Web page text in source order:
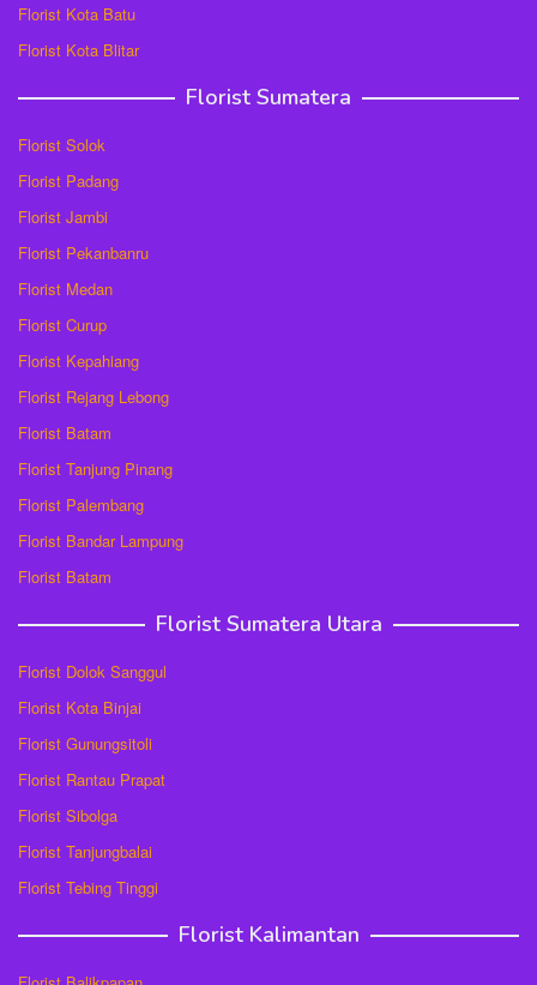
Florist Kota Batu
Florist Kota Blitar
Florist Sumatera
Florist Solok
Florist Padang
Florist Jambi
Florist Pekanbanru
Florist Medan
Florist Curup
Florist Kepahiang
Florist Rejang Lebong
Florist Batam
Florist Tanjung Pinang
Florist Palembang
Florist Bandar Lampung
Florist Batam
Florist Sumatera Utara
Florist Dolok Sanggul
Florist Kota Binjai
Florist Gunungsitoli
Florist Rantau Prapat
Florist Sibolga
Florist Tanjungbalai
Florist Tebing Tinggi
Florist Kalimantan